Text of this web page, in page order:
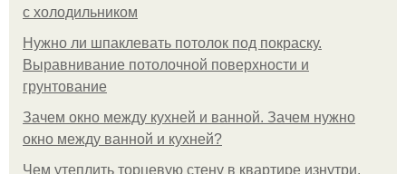
с холодильником
Нужно ли шпаклевать потолок под покраску.
Выравнивание потолочной поверхности и
грунтование
Зачем окно между кухней и ванной. Зачем нужно
окно между ванной и кухней?
Чем утеплить торцевую стену в квартире изнутри.